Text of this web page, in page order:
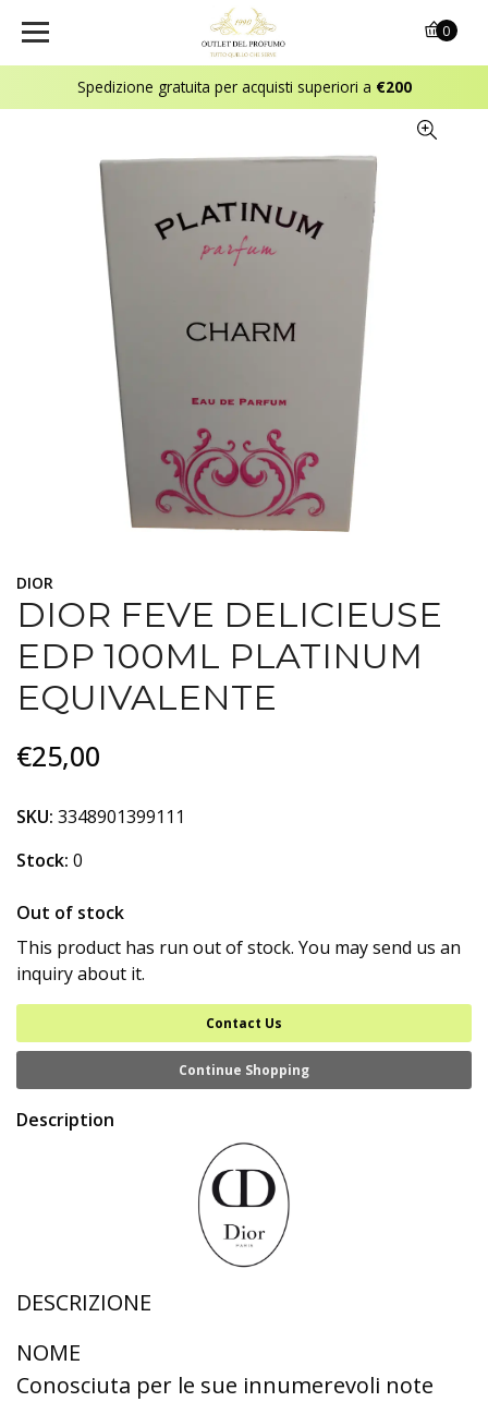
Spedizione gratuita per acquisti superiori a €200
0
DIOR
DIOR FEVE DELICIEUSE
EDP 100ML PLATINUM
EQUIVALENTE
€25,00
SKU: 3348901399111
Stock: 0
Out of stock
This product has run out of stock. You may send us an
inquiry about it.
Contact Us
Continue Shopping
Description
DESCRIZIONE
NOME
Conosciuta per le sue innumerevoli note